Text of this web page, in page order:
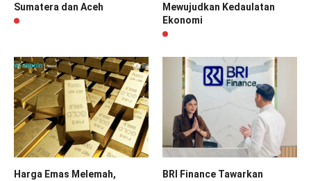
Sumatera dan Aceh
Mewujudkan Kedaulatan
Ekonomi
Harga Emas Melemah,
BRI Finance Tawarkan